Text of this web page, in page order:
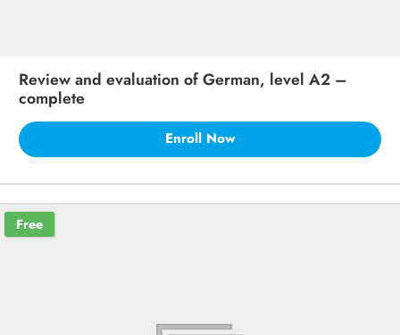
Review and evaluation of German, level A2 –
complete
Enroll Now
Free